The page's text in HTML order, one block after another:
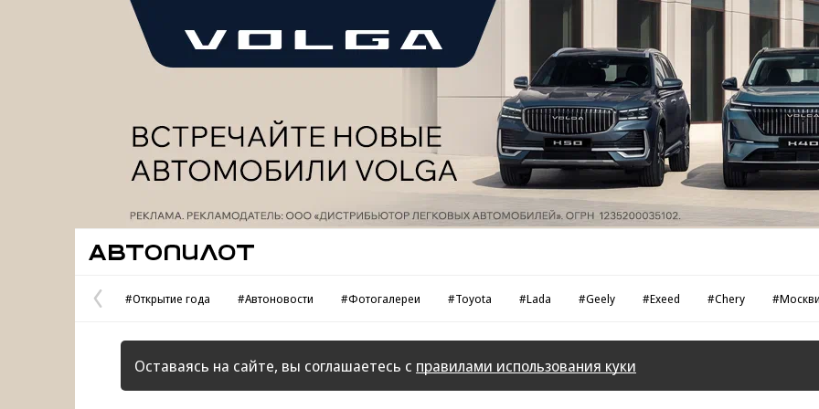
Предыдущая
страница
#Открытие года #Автоновости #Фотогалереи #Toyota #Lada #Geely #Exeed #Chery
Оставаясь на сайте, вы соглашаетесь с правилами использования куки